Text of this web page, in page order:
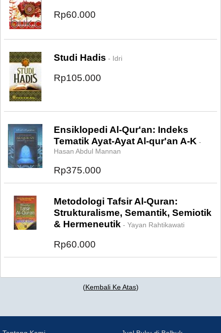
Rp60.000
Studi Hadis - Idri
Rp105.000
Ensiklopedi Al-Qur'an: Indeks
Tematik Ayat-Ayat Al-qur'an A-K -
Hasan Abdul Mannan
Rp375.000
Metodologi Tafsir Al-Quran:
Strukturalisme, Semantik, Semiotik
& Hermeneutik - Yayan Rahtikawati
Rp60.000
(Kembali Ke Atas)